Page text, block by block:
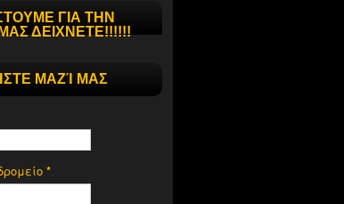
ΓΙΑ ΤΗΝ
ΔΕΙΧΝΕΤΕ!!!!!!
ΜΑΖΊ ΜΑΣ
*